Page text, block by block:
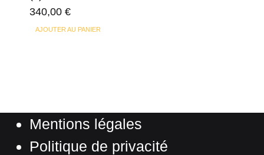
340,00 €
AJOUTER AU PANIER
Mentions légales
Politique de privacité